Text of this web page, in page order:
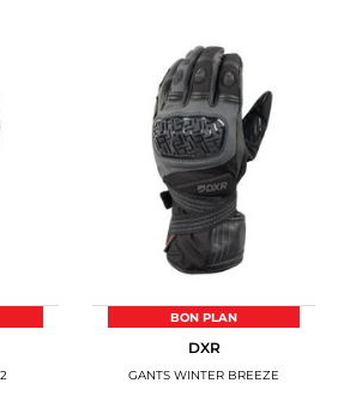
BON PLAN
DXR
GANTS WINTER BREEZE